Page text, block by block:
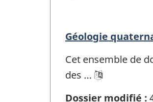
Géologie
Cet ensemble de
des …
Dossier modifié :